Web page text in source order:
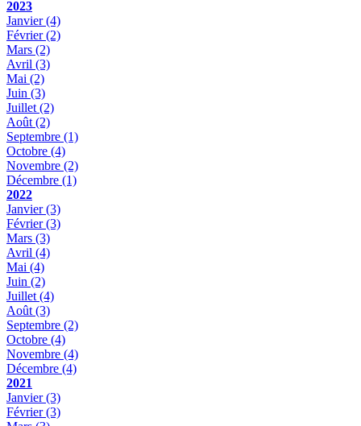
2023
Janvier(4)
Février(2)
Mars (2)
Avril (3)
Mai (2)
Juin (3)
Juillet (2)
Août (2)
Septembre (1)
Octobre (4)
Novembre (2)
Décembre (1)
2022
Janvier(3)
Février(3)
Mars (3)
Avril (4)
Mai (4)
Juin (2)
Juillet (4)
Août (3)
Septembre (2)
Octobre (4)
Novembre (4)
Décembre (4)
2021
Janvier(3)
Février(3)